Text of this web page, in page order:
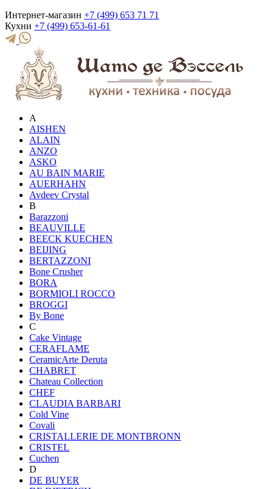
Интернет-магазин +7 (499) 653 71 71
Кухни +7 (499) 653-61-61
A
AISHEN
ALAIN
ANZO
ASKO
AU BAIN MARIE
AUERHAHN
Avdeev Crystal
B
Barazzoni
BEAUVILLE
BEECK KUECHEN
BEIJING
BERTAZZONI
Bone Crusher
BORA
BORMIOLI ROCCO
BROGGI
By Bone
C
Cake Vintage
CERAFLAME
CeramicArte Deruta
CHABRET
Chateau Collection
CHEF
CLAUDIA BARBARI
Cold Vine
Covali
CRISTALLERIE DE MONTBRONN
CRISTEL
Cuchen
D
DE BUYER